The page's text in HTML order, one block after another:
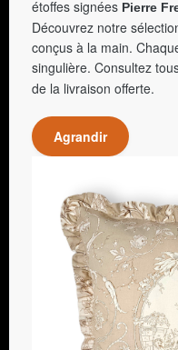
étoffes signées Pierre
Découvrez notre
conçus à la main.
singulière. Consultez
de la livraison offerte.
Agrandir